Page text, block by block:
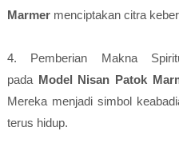
Marmermenciptakan citra
4. Pemberian Makna
pada Model Nisan Patok
Mereka menjadi simbol
terus hidup.